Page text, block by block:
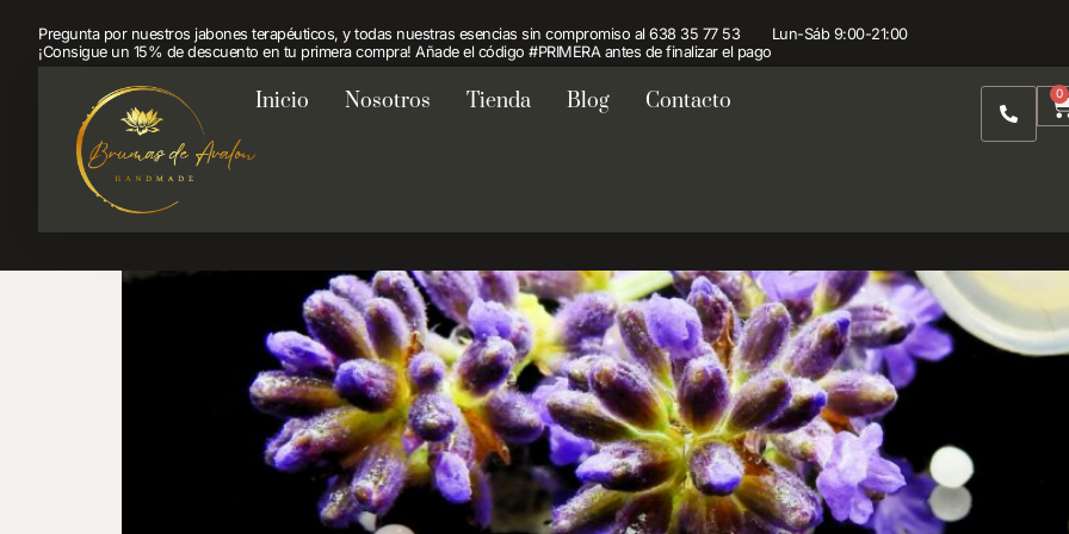
Pregunta por nuestros jabones terapéuticos, y todas nuestras esencias sin compromiso al 638 35 77 53
¡Consigue un 15% de descuento en tu primera compra! Añade el código #PRIMERA antes de finalizar el pago
Lun-Sáb 9:00-21:00
Inicio Nosotros Tienda Blog Contacto 0
Beneficios de la